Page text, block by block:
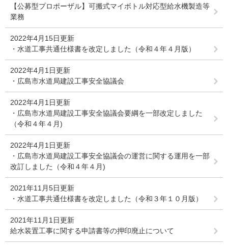
【公募型プロポーザル】可搬式マイボトル対応型給水機製造等
業務
2022年4月15日更新
・水道工事共通仕様書を改定しました（令和４年４月版）
2022年4月1日更新
・広島市水道局建設工事安全協議会
2022年4月1日更新
・広島市水道局建設工事安全協議会要綱を一部改定しました
（令和４年４月)
2022年4月1日更新
・広島市水道局建設工事安全協議会の運営に関する運用を一部
改訂しました（令和４年４月)
2021年11月5日更新
・水道工事共通仕様書を改定しました（令和３年１０月版）
2021年11月1日更新
給水装置工事に関する申請書等の押印廃止について